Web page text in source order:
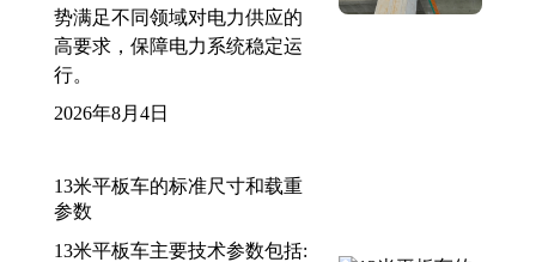
势满足不同领域对电力供应的
高要求，保障电力系统稳定运
行。
2026年8月4日
13米平板车的标准尺寸和载重
参数
13米平板车主要技术参数包括: